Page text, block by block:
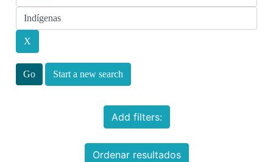
Start a new search
Add filters:
Ordenar resultados